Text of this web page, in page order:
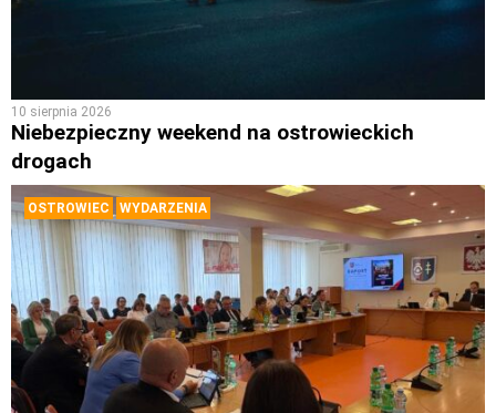
10 sierpnia 2026
Niebezpieczny weekend na ostrowieckich
drogach
OSTROWIEC WYDARZENIA